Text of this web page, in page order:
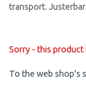
transport.
Sorry - this product
To the web shop's